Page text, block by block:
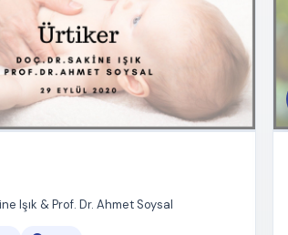
Işık & Prof. Dr. Ahmet Soysal